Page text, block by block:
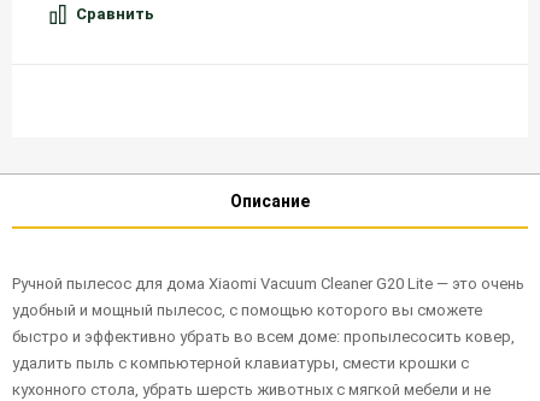
Сравнить
Описание
Ручной пылесос для дома Xiaomi Vacuum Cleaner G20 Lite — это очень
удобный и мощный пылесос, с помощью которого вы сможете
быстро и эффективно убрать во всем доме: пропылесосить ковер,
удалить пыль с компьютерной клавиатуры, смести крошки с
кухонного стола, убрать шерсть животных с мягкой мебели и не